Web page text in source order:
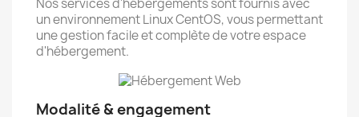
Nos services d'hébergements sont fournis avec
un environnement Linux CentOS, vous permettant
une gestion facile et complète de votre espace
d'hébergement.
Modalité & engagement